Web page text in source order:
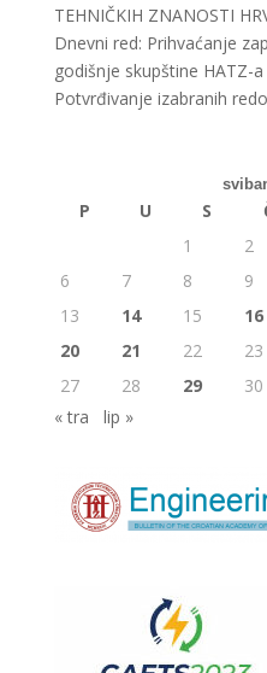
TEHNIČKIH ZNANOSTI
Dnevni red: Prihvaćanje
godišnje skupštine HATZ-a
Potvrđivanje izabranih
P U S
1
2
6
7 8 9
13
14 15 16
20
21 22 23
27
28 29 30
« tra
lip »